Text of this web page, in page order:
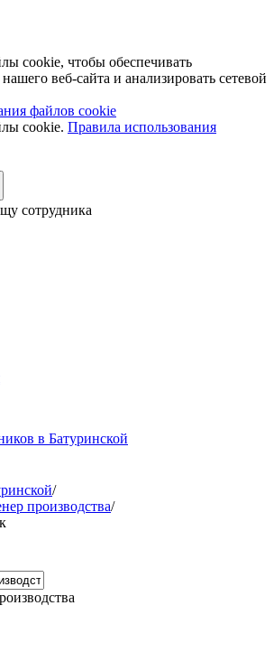
cookie, чтобы обеспечивать
веб-сайта и анализировать сетевой
файлов cookie
cookie. Правила использования
сотрудника
в Батуринской
/
производства/